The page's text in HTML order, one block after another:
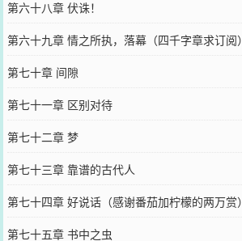
第六十八章 伏诛！
第六十九章 情之所执，落幕（四千字章求订阅）
第七十章 间隙
第七十一章 区别对待
第七十二章 梦
第七十三章 靠谱的古代人
第七十四章 好说话（感谢番茄加柠檬的两万赏）
第七十五章 书中之虫